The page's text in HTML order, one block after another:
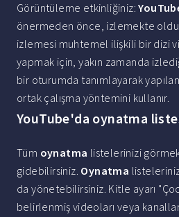
Görüntüleme etkinliğiniz:
önermeden önce, izlemekte
izlemesi muhtemel ilişkili bir dizi
yapmak için, yakın zamanda
bir oturumda tanımlayarak
ortak çalışma yöntemini kullanır.
YouTube'da oynatma
Tüm oynatma listelerinizi
gidebilirsiniz. Oynatma
da yönetebilirsiniz. Kitle ayarı
belirlenmiş videoları veya